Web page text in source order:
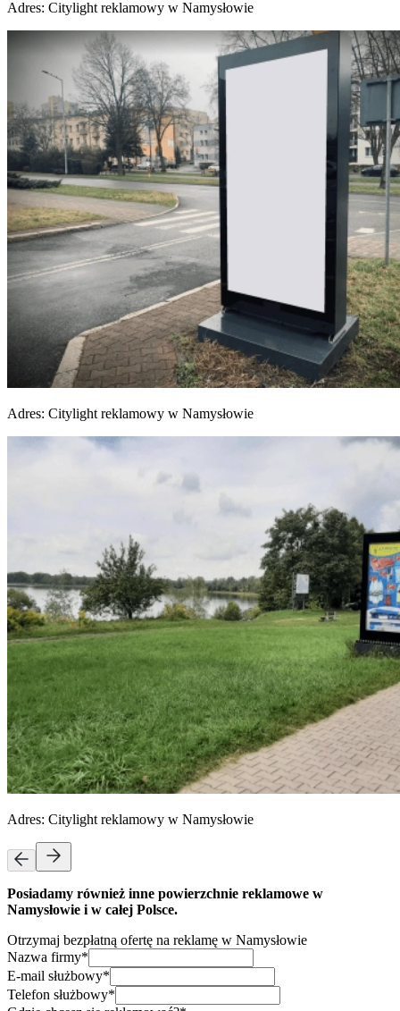
Adres: Citylight reklamowy w Namysłowie
Adres: Citylight reklamowy w Namysłowie
Adres: Citylight reklamowy w Namysłowie
Posiadamy również inne powierzchnie reklamowe w
Namysłowie i w całej Polsce.
Otrzymaj bezpłatną ofertę na reklamę w Namysłowie
Nazwa firmy*
E-mail służbowy*
Telefon służbowy*